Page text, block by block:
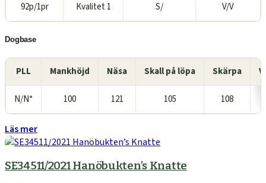
92p/1pr Kvalitet 1 S/ V/V
Dogbase
PLL Mankhöjd Näsa Skall på löpa Skärpa
N/N* 100 121 105 108
Läs mer
SE34511/2021 Hanöbukten’s Knatte